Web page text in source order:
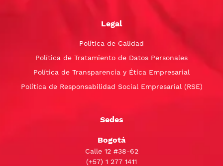
Legal
Política de Calidad
Política de Tratamiento de Datos Personales
Política de Transparencia y Ética Empresarial
Política de Responsabilidad Social Empresarial (RSE)
Sedes
Bogotá
Calle 12 #38-62
(+57) 1 277 1411